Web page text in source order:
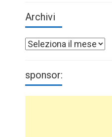
Archivi
Archivi
sponsor: